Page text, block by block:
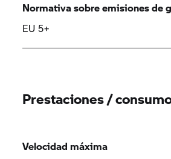
Normativa sobre emisiones de
EU 5+
Prestaciones /
Velocidad máxima